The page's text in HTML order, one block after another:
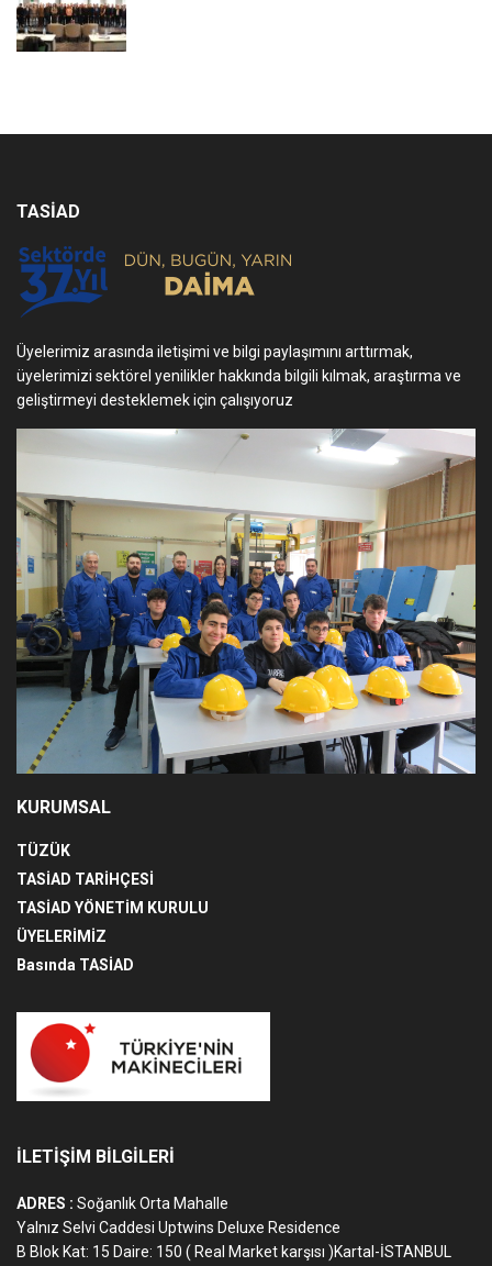
TASİAD
Üyelerimiz arasında iletişimi ve bilgi paylaşımını arttırmak,
üyelerimizi sektörel yenilikler hakkında bilgili kılmak, araştırma ve
geliştirmeyi desteklemek için çalışıyoruz
KURUMSAL
TÜZÜK
TASİAD TARİHÇESİ
TASİAD YÖNETİM KURULU
ÜYELERİMİZ
Basında TASİAD
İLETİŞİM BİLGİLERİ
ADRES : Soğanlık Orta Mahalle
Yalnız Selvi Caddesi Uptwins Deluxe Residence
B Blok Kat: 15 Daire: 150 ( Real Market karşısı )Kartal-İSTANBUL